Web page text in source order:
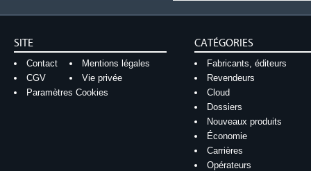
SITE
Contact
Mentions légales
CGV
Vie privée
Paramètres Cookies
CATÉGORIES
Fabricants, éditeurs
Revendeurs
Cloud
Dossiers
Nouveaux produits
Économie
Carrières
Opérateurs